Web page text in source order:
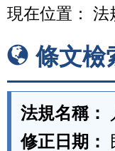
現在位置： 法
條文檢
法規名稱：
修正日期：